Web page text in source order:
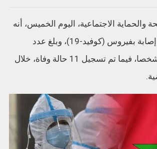
والحماية الاجتماعية، اليوم الخميس، أنه
تم تسجيل 6050 إصابة بفيروس (كوفيد-19)، وبلغ عدد
المتعافين 1734 شخصا، فيما تم تسجيل 11 حالة وفاة، خلال